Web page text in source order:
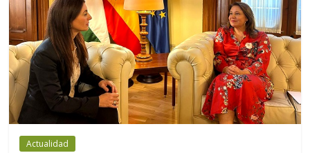
Actualidad